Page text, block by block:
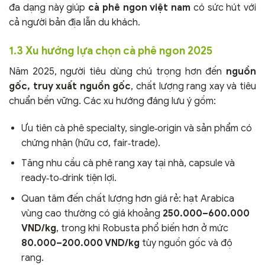
đa dạng này giúp cà phê ngon việt nam có sức hút với
cả người bản địa lẫn du khách.
1.3 Xu hướng lựa chọn cà phê ngon 2025
Năm 2025, người tiêu dùng chú trọng hơn đến nguồn
gốc, truy xuất nguồn gốc, chất lượng rang xay và tiêu
chuẩn bền vững. Các xu hướng đáng lưu ý gồm:
Ưu tiên cà phê specialty, single‑origin và sản phẩm có
chứng nhận (hữu cơ, fair‑trade).
Tăng nhu cầu cà phê rang xay tại nhà, capsule và
ready‑to‑drink tiện lợi.
Quan tâm đến chất lượng hơn giá rẻ: hạt Arabica
vùng cao thường có giá khoảng 250.000–600.000
VND/kg, trong khi Robusta phổ biến hơn ở mức
80.000–200.000 VND/kg tùy nguồn gốc và độ
rang.